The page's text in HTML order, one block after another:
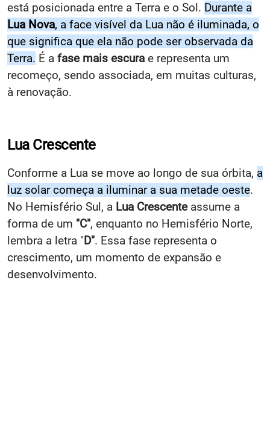
está posicionada entre a Terra e o Sol. Durante a
Lua Nova, a face visível da Lua não é iluminada, o
que significa que ela não pode ser observada da
Terra. É a fase mais escura e representa um
recomeço, sendo associada, em muitas culturas,
à renovação.
Lua Crescente
Conforme a Lua se move ao longo de sua órbita, a
luz solar começa a iluminar a sua metade oeste.
No Hemisfério Sul, a Lua Crescente assume a
forma de um "C", enquanto no Hemisfério Norte,
lembra a letra "D". Essa fase representa o
crescimento, um momento de expansão e
desenvolvimento.